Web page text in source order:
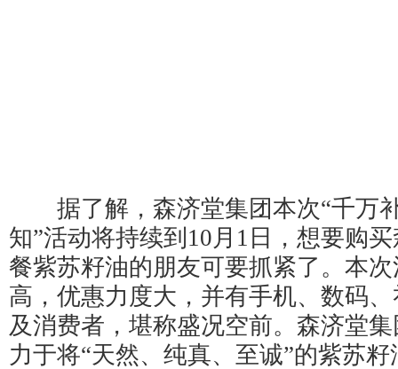
据了解，森济堂集团本次“千万
知”活动将持续到10月1日，想要购
餐紫苏籽油的朋友可要抓紧了。本
高，优惠力度大，并有手机、数码
及消费者，堪称盛况空前。森济堂
力于将“天然、纯真、至诚”的紫苏